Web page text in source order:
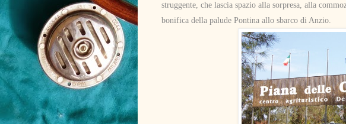
struggente, che lascia spazio alla sorpresa, alla
bonifica della palude Pontina allo sbarco di Anzio.